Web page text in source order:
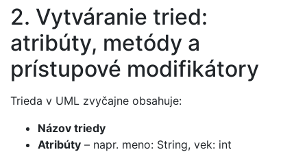
2. Vytváranie tried:
atribúty, metódy a
prístupové modifikátory
Trieda v UML zvyčajne obsahuje:
Názov triedy
Atribúty – napr. meno: String, vek: int